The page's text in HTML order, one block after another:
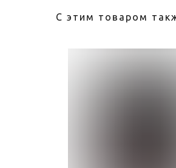
С этим товаром